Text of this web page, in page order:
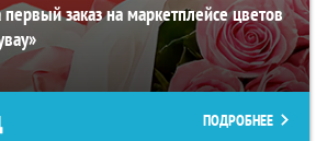
заказ на маркетплейсе цветов
ПОДРОБНЕЕ